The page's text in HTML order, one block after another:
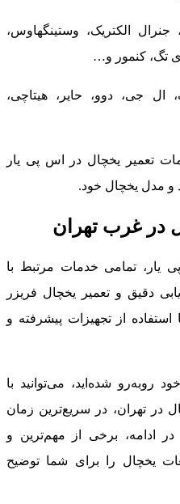
جنرال الکتریک، وستینگهاوس،
تگ، کنمور و…
ال جی، دوو، حایر، هیتاچی،
تعمیر یخچال در اس پی یار
و مدل یخچال خود.
در غرب تهران
تمامی خدمات مرتبط با
دقیق و تعمیر یخچال فریزر
از تجهیزات پیشرفته و
روبه‌رو شده‌اید، می‌توانید با
در تهران، در سریع‌ترین زمان
ادامه، برخی از مهم‌ترین و
یخچال را برای شما توضیح